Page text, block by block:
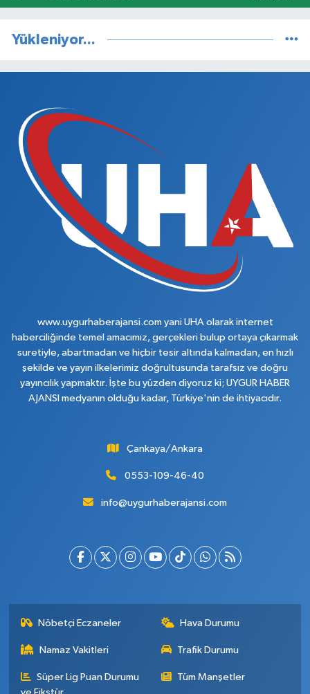
Yükleniyor...
www.uygurhaberajansi.com yani UHA olarak internet
haberciliğinde temel amacımız, gerçekleri bulup ortaya çıkarmak
suretiyle, abartmadan ve hiçbir tesir altında kalmadan, en hızlı
şekilde ve yayın ilkelerimiz doğrultusunda tarafsız ve doğru
yayıncılık yapmaktır. İşte bu yüzden diyoruz ki; UYGUR HABER
AJANSI medyanın olduğu kadar, Türkiye'nin de ihtiyacıdır.
Çankaya/Ankara
0553-109-46-40
info@uygurhaberajansi.com
Nöbetçi Eczaneler Hava Durumu
Namaz Vakitleri Trafik Durumu
Süper Lig Puan Durumu
Tüm Manşetler